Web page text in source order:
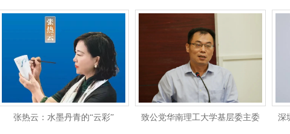
张热云：水墨丹青的“云彩”
致公党华南理工大学基层委主委
深圳